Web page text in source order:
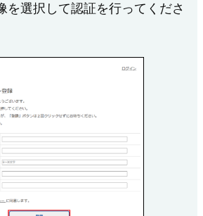
を選択して認証を行ってくださ